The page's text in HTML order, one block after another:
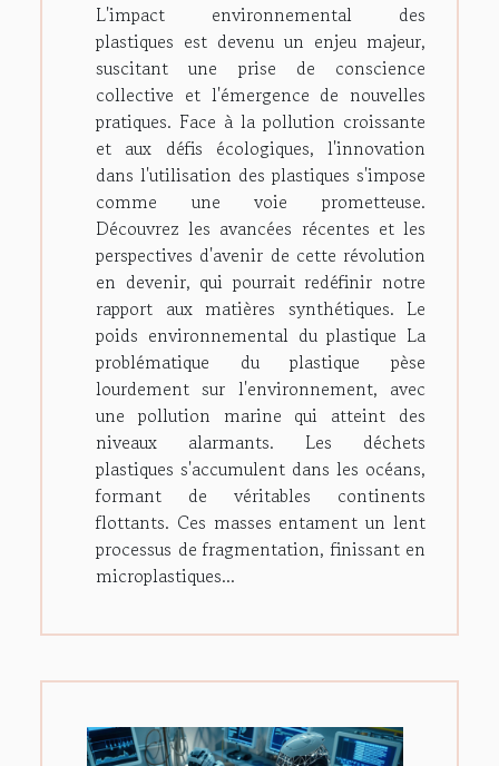
L'impact environnemental des
plastiques est devenu un enjeu majeur,
suscitant une prise de conscience
collective et l'émergence de nouvelles
pratiques. Face à la pollution croissante
et aux défis écologiques, l'innovation
dans l'utilisation des plastiques s'impose
comme une voie prometteuse.
Découvrez les avancées récentes et les
perspectives d'avenir de cette révolution
en devenir, qui pourrait redéfinir notre
rapport aux matières synthétiques. Le
poids environnemental du plastique La
problématique du plastique pèse
lourdement sur l'environnement, avec
une pollution marine qui atteint des
niveaux alarmants. Les déchets
plastiques s'accumulent dans les océans,
formant de véritables continents
flottants. Ces masses entament un lent
processus de fragmentation, finissant en
microplastiques...